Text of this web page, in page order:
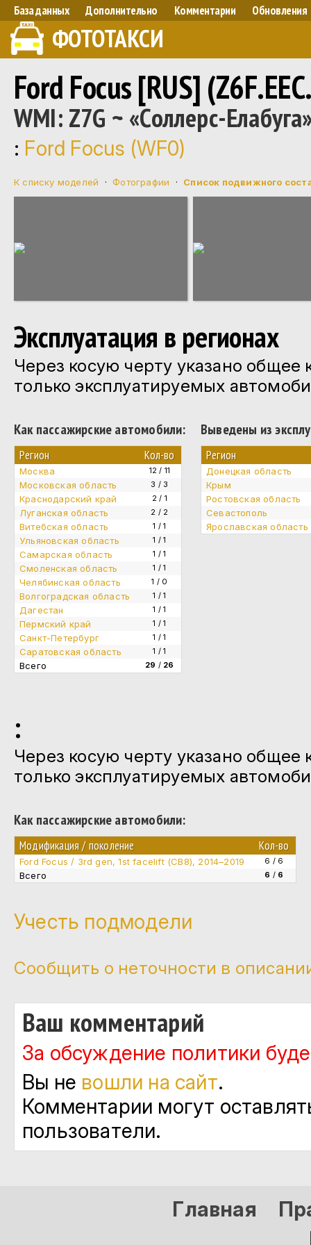
База данных Дополнительно Комментарии Обновления
ФОТОТАКСИ
Ford Focus [RUS]
WMI: Z7G ~ «Соллерс-
: Ford Focus (WF0)
К списку моделей ·Фотографии · Список подвижного
Эксплуатация в регионах
Через косую черту указано
только эксплуатируемых
Как пассажирские автомобили:
Регион Кол-во
Москва 12 / 11
Московская область 3 / 3
Краснодарский край 2 / 1
Луганская область 2 / 2
Витебская область 1 / 1
Ульяновская область 1 / 1
Самарская область 1 / 1
Смоленская область 1 / 1
Челябинская область 1 / 0
Волгоградская область 1 / 1
Дагестан 1 / 1
Пермский край 1 / 1
Санкт-Петербург 1 / 1
Саратовская область 1 / 1
Всего 29 / 26
Выведены из
Регион
Донецкая область
Крым
Ростовская область
Севастополь
Ярославская область
:
Через косую черту указано
только эксплуатируемых
Как пассажирские автомобили:
Модификация / поколение Кол-во
Ford Focus / 3rd gen, 1st facelift (CB8), 2014–2019 6 / 6
Всего 6 / 6
Учесть подмодели
Сообщить о неточности в
Ваш комментарий
За обсуждение политики
Вы не вошли на сайт.
Комментарии могут
пользователи.
Главная